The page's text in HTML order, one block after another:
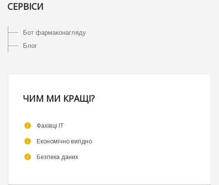
СЕРВІСИ
Бот фармаконагляду
Блог
ЧИМ МИ КРАЩІ?
Фахівці ІТ
Економічно вигідно
Безпека даних